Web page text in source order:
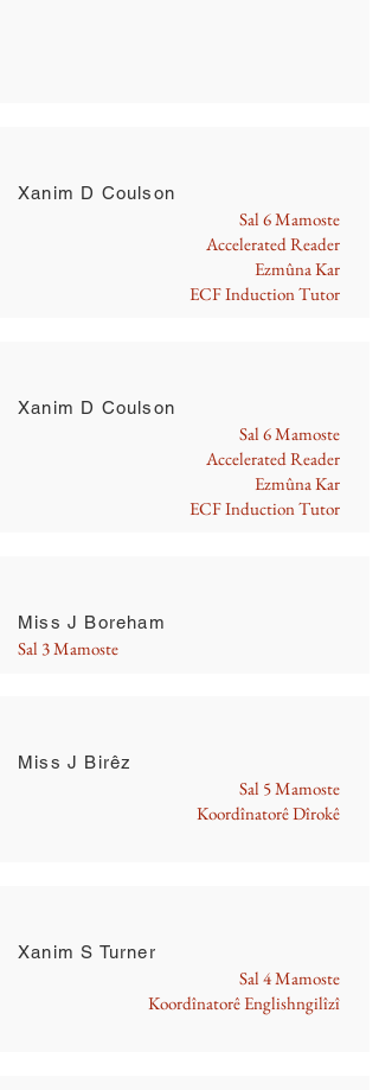
Xanim D Coulson
Sal 6 Mamoste
Accelerated Reader
Ezmûna Kar
ECF Induction Tutor
Xanim D Coulson
Sal 6 Mamoste
Accelerated Reader
Ezmûna Kar
ECF Induction Tutor
Miss J Boreham
Sal 3 Mamoste
Miss J Birêz
Sal 5 Mamoste
Koordînatorê Dîrokê
Xanim S Turner
Sal 4 Mamoste
Koordînatorê Englishngilîzî